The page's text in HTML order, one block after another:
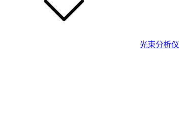
光束分析仪